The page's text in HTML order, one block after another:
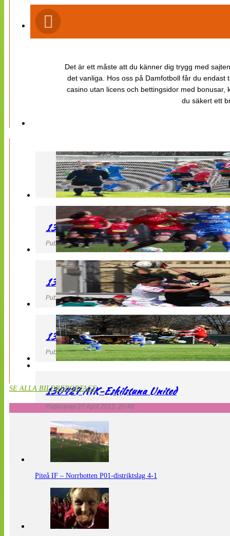
Det är ett måste att du känner dig trygg med
det vanliga. Hos oss på Damfotboll får du
casino utan licens och bettingsidor med
du säkert ett
130427 LB 07 – QBIK
Publicerad 27 April 2013, 22:40
130427 IF Limhamn Bunkeflo – QBIK
Publicerad 27 April 2013, 21:10
130427 LdB FC Malmö – Mallbackens IF
Publicerad 27 April 2013, 20:54
130427 AIK-Eskilstuna United
Publicerad 27 April 2013, 20:48
SE ALLA BILDREPORTAGE
Piteå IF – Norrbotten P01-distriktslag 4-1